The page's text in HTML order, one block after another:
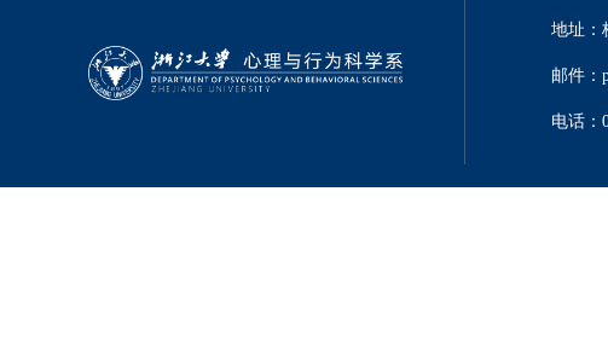
地址：
邮件：
电话：